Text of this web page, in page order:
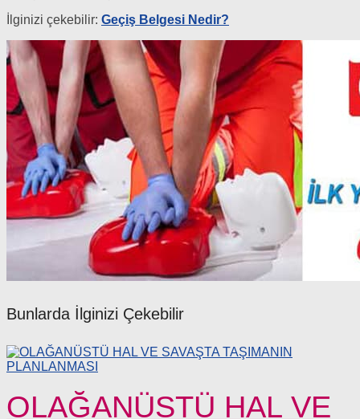
İlginizi çekebilir: Geçiş Belgesi Nedir?
Bunlarda İlginizi Çekebilir
OLAĞANÜSTÜ HAL VE